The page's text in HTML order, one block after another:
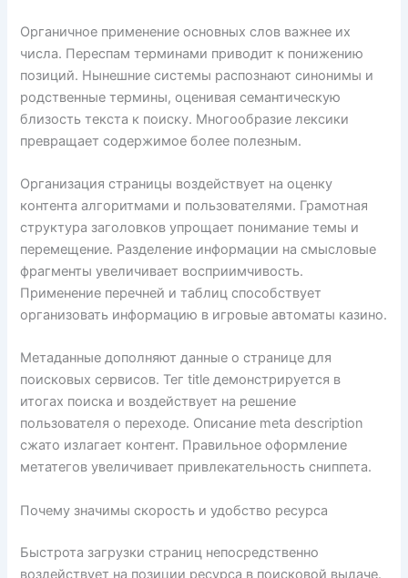
Органичное применение основных слов важнее их
числа. Переспам терминами приводит к понижению
позиций. Нынешние системы распознают синонимы и
родственные термины, оценивая семантическую
близость текста к поиску. Многообразие лексики
превращает содержимое более полезным.
Организация страницы воздействует на оценку
контента алгоритмами и пользователями. Грамотная
структура заголовков упрощает понимание темы и
перемещение. Разделение информации на смысловые
фрагменты увеличивает восприимчивость.
Применение перечней и таблиц способствует
организовать информацию в игровые автоматы казино.
Метаданные дополняют данные о странице для
поисковых сервисов. Тег title демонстрируется в
итогах поиска и воздействует на решение
пользователя о переходе. Описание meta description
сжато излагает контент. Правильное оформление
метатегов увеличивает привлекательность сниппета.
Почему значимы скорость и удобство ресурса
Быстрота загрузки страниц непосредственно
воздействует на позиции ресурса в поисковой выдаче.